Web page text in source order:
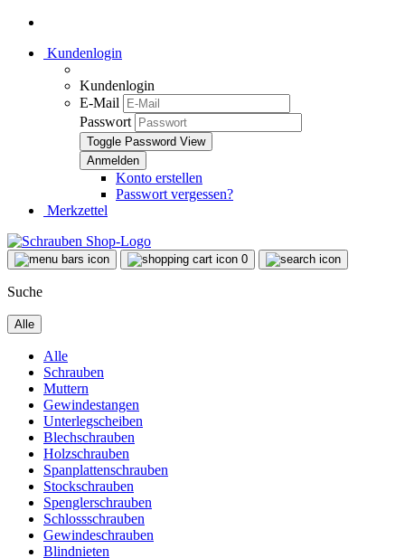
Kundenlogin
Kundenlogin
E-Mail
Passwort
Toggle Password View
Konto erstellen
Passwort vergessen?
Merkzettel
0
Suche
Alle
Alle
Schrauben
Muttern
Gewindestangen
Unterlegscheiben
Blechschrauben
Holzschrauben
Spanplattenschrauben
Stockschrauben
Spenglerschrauben
Schlossschrauben
Gewindeschrauben
Blindnieten